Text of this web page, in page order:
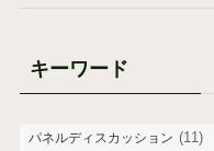
キーワード
パネルディスカッション (11)